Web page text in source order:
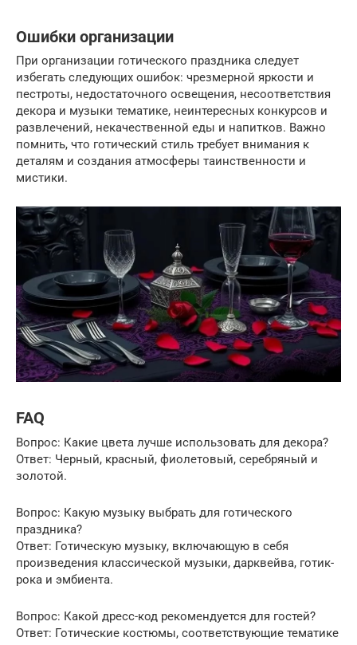
Ошибки организации
При организации готического праздника следует
избегать следующих ошибок: чрезмерной яркости и
пестроты, недостаточного освещения, несоответствия
декора и музыки тематике, неинтересных конкурсов и
развлечений, некачественной еды и напитков. Важно
помнить, что готический стиль требует внимания к
деталям и создания атмосферы таинственности и
мистики.
FAQ
Вопрос: Какие цвета лучше использовать для декора?
Ответ: Черный, красный, фиолетовый, серебряный и
золотой.
Вопрос: Какую музыку выбрать для готического
праздника?
Ответ: Готическую музыку, включающую в себя
произведения классической музыки, дарквейва, готик-
рока и эмбиента.
Вопрос: Какой дресс-код рекомендуется для гостей?
Ответ: Готические костюмы, соответствующие тематике